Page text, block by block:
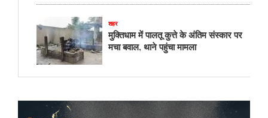
शहर
मुक्तिधाम में पालतू कुत्ते के अंतिम संस्कार पर
मचा बवाल, थाने पहुंचा मामला